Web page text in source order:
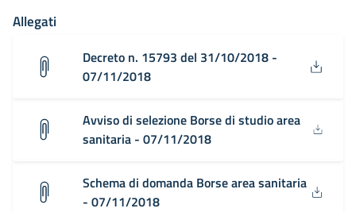
Allegati
Decreto n. 15793 del 31/10/2018 -
07/11/2018
Avviso di selezione Borse di studio area
sanitaria - 07/11/2018
Schema di domanda Borse area sanitaria
- 07/11/2018